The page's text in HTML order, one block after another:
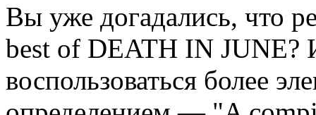
Вы уже догадались, что
best of DEATH IN JUNE?
воспользоваться более